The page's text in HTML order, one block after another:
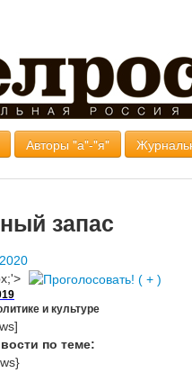
Авторы "а"-"я"
запас
и культуре
по теме: